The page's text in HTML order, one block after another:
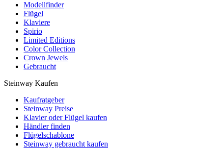
Modellfinder
Flügel
Klaviere
Spirio
Limited Editions
Color Collection
Crown Jewels
Gebraucht
Steinway Kaufen
Kaufratgeber
Steinway Preise
Klavier oder Flügel kaufen
Händler finden
Flügelschablone
Steinway gebraucht kaufen